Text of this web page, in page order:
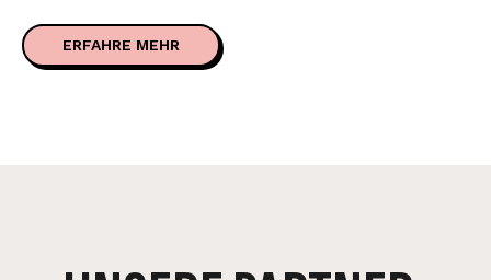
ERFAHRE MEHR